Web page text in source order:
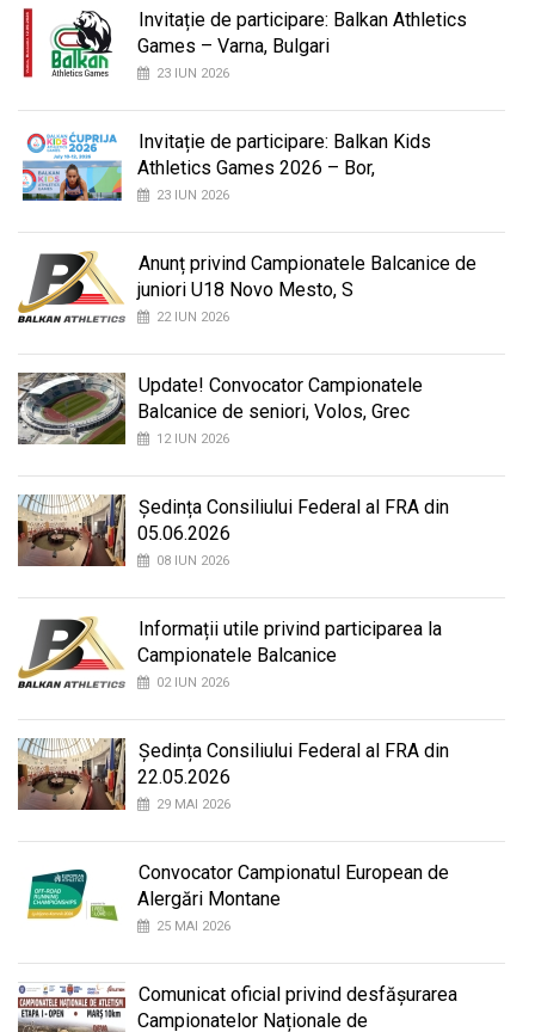
Invitație de participare: Balkan Athletics
Games – Varna, Bulgari
23 IUN 2026
Invitație de participare: Balkan Kids
Athletics Games 2026 – Bor,
23 IUN 2026
Anunț privind Campionatele Balcanice de
juniori U18 Novo Mesto, S
22 IUN 2026
Update! Convocator Campionatele
Balcanice de seniori, Volos, Grec
12 IUN 2026
Ședința Consiliului Federal al FRA din
05.06.2026
08 IUN 2026
Informații utile privind participarea la
Campionatele Balcanice
02 IUN 2026
Ședința Consiliului Federal al FRA din
22.05.2026
29 MAI 2026
Convocator Campionatul European de
Alergări Montane
25 MAI 2026
Comunicat oficial privind desfășurarea
Campionatelor Naționale de